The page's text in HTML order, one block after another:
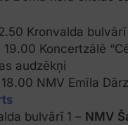
Kronvalda bulvārī
Koncertzālē
audzēkņi
NMV Emīla
bulvārī 1 – NMV